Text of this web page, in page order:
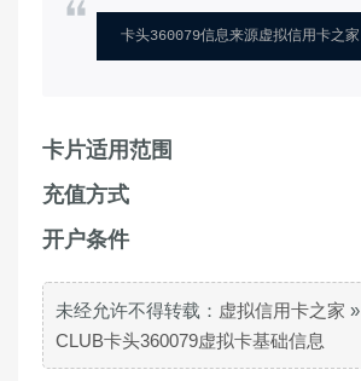
卡头360079信息来源虚拟信用卡之家
卡片适用范围
充值方式
开户条件
未经允许不得转载： 虚拟信用卡之家 »
CLUB卡头360079虚拟卡基础信息